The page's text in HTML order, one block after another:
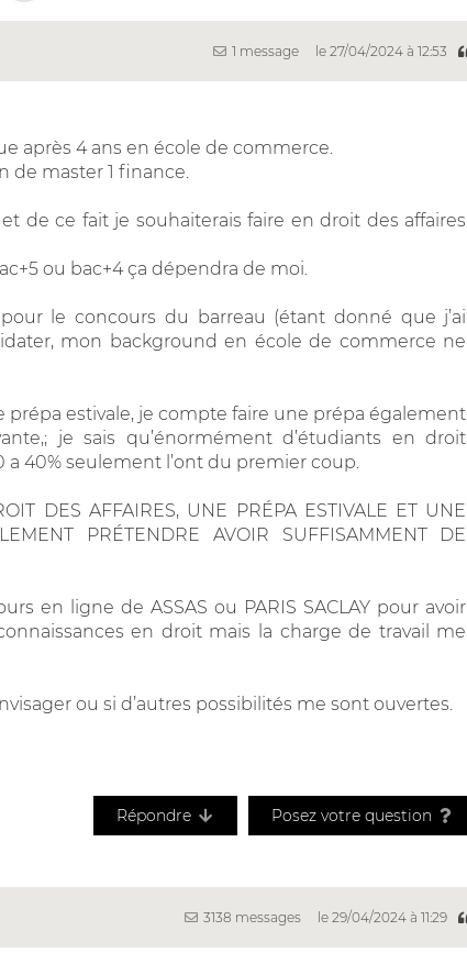
1 message le 27/04/2024 à 12:53
après 4 ans en école de commerce.
de master 1 finance.
de ce fait je souhaiterais faire en droit des affaires
ou bac+4 ça dépendra de moi.
le concours du barreau (étant donné que j’ai
mon background en école de commerce ne
prépa estivale, je compte faire une prépa également
je sais qu’énormément d’étudiants en droit
40% seulement l’ont du premier coup.
DES AFFAIRES, UNE PRÉPA ESTIVALE ET UNE
PRÉTENDRE AVOIR SUFFISAMMENT DE
en ligne de ASSAS ou PARIS SACLAY pour avoir
en droit mais la charge de travail me
ou si d’autres possibilités me sont ouvertes.
Répondre Posez votre question
3138 messages le 29/04/2024 à 11:29